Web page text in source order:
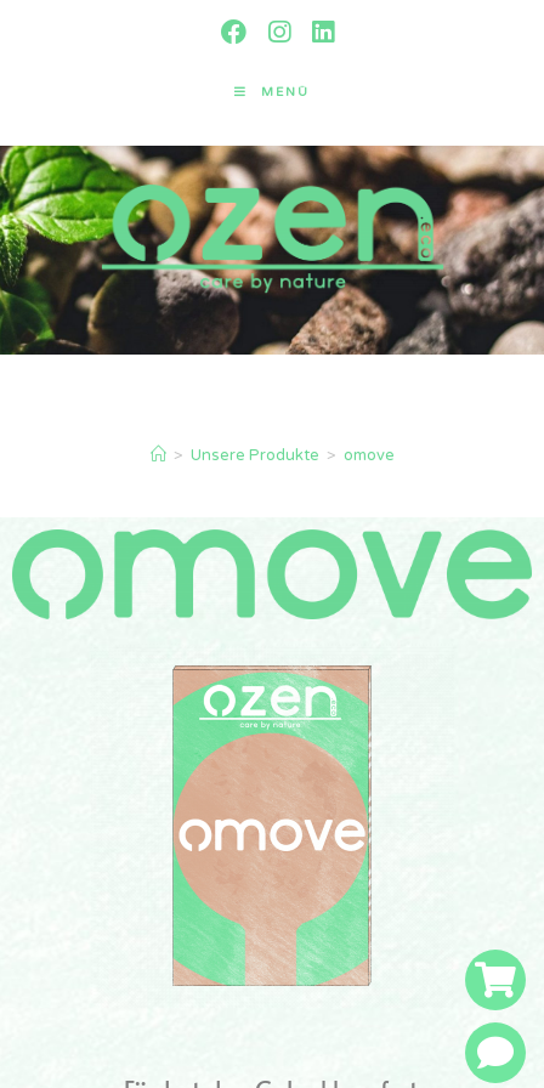
MENÜ
> Unsere Produkte > omove